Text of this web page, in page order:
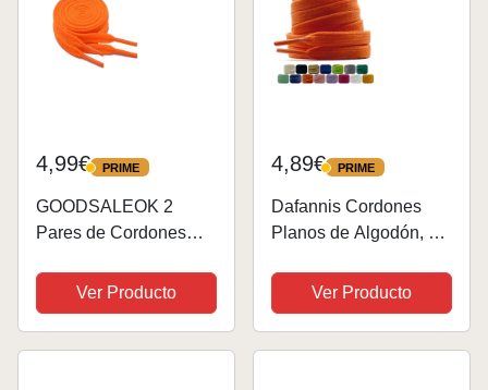
4,99€ PRIME
PRIME
GOODSALEOK 2
Pares de Cordones
Deporte Para
Zapatillas Deportivas
Adultos Resistente al
Ver Producto
4,89€ PRIME
PRIME
Dafannis Cordones
Planos de Algodón, 9
Cordones Muy
Resistentes Zapatos
Para Correr, Cordones
Ver Producto